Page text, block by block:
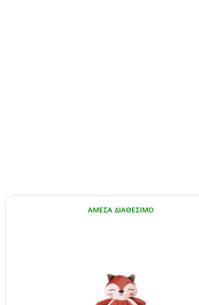
ΆΜΕΣΑ ΔΙΑΘΈΣΙΜΟ